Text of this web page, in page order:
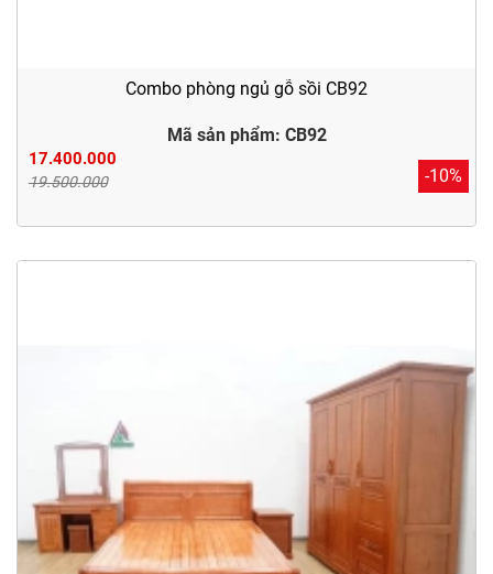
Combo phòng ngủ gỗ sồi CB92
Mã sản phẩm: CB92
17.400.000
19.500.000 -10%